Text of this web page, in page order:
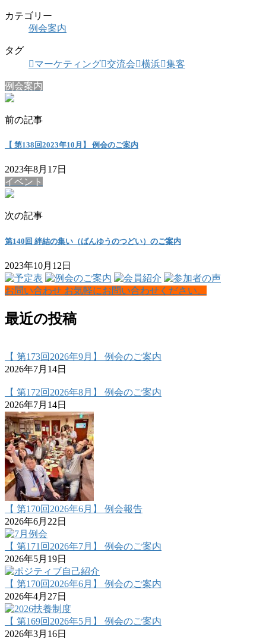
カテゴリー
例会案内
タグ
マーケティング 交流会 横浜 集客
例会案内
前の記事
【 第138回2023年10月】 例会のご案内
2023年8月17日
イベント
次の記事
第140回 絆結の集い（ばんゆうのつどい）のご案内
2023年10月12日
お問い合わせ お気軽にお問い合わせください。
最近の投稿
【 第173回2026年9月】 例会のご案内
2026年7月14日
【 第172回2026年8月】 例会のご案内
2026年7月14日
【 第170回2026年6月】 例会報告
2026年6月22日
【 第171回2026年7月】 例会のご案内
2026年5月19日
【 第170回2026年6月】 例会のご案内
2026年4月27日
【 第169回2026年5月】 例会のご案内
2026年3月16日